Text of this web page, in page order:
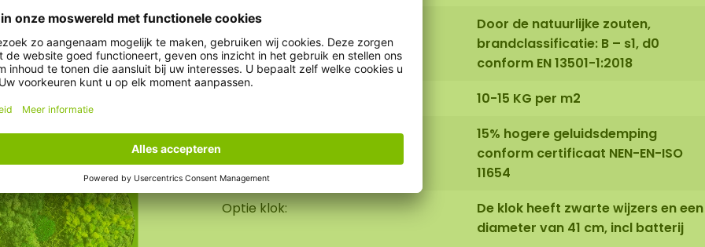
nodig. Een
nodig, vuil
het geen
moscreaties zijn
Onze
levensduur
+/- 10-15 KG. Ook
verwerken
De
kunt ophangen.
Brandvertragend:
Door de natuurlijke zouten,
brandclassificatie: B – s1, d0
conform EN 13501-1:2018
10-15 KG per m2
Optie AkMOStico:
15% hogere geluidsdemping
conform certificaat NEN-EN-ISO
11654
Optie klok:
De klok heeft zwarte wijzers en een
diameter van 41 cm, incl batterij